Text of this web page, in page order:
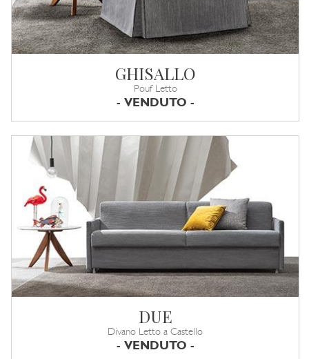
GHISALLO
Pouf Letto
- VENDUTO -
DUE
Divano Letto a Castello
- VENDUTO -